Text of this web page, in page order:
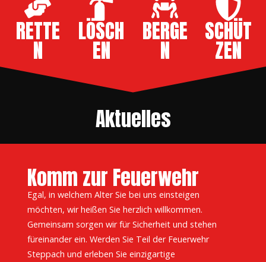
RETTE
N
LÖSCH
EN
BERGE
N
SCHÜT
ZEN
Aktuelles
Komm zur Feuerwehr
Egal, in welchem Alter Sie bei uns einsteigen
möchten, wir heißen Sie herzlich willkommen.
Gemeinsam sorgen wir für Sicherheit und stehen
füreinander ein. Werden Sie Teil der Feuerwehr
Steppach und erleben Sie einzigartige